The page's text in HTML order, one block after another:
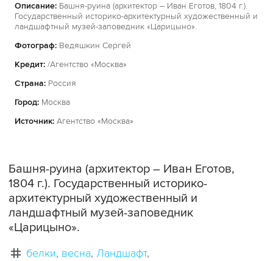
Описание: Башня-руина (архитектор – Иван Еготов, 1804 г.).
Государственный историко-архитектурный художественный и
ландшафтный музей-заповедник «Царицыно».
Фотограф: Ведяшкин Сергей
Кредит: /Агентство «Москва»
Страна: Россия
Город: Москва
Источник: Агентство «Москва»
Башня-руина (архитектор – Иван Еготов,
1804 г.). Государственный историко-
архитектурный художественный и
ландшафтный музей-заповедник
«Царицыно».
белки весна Ландшафт